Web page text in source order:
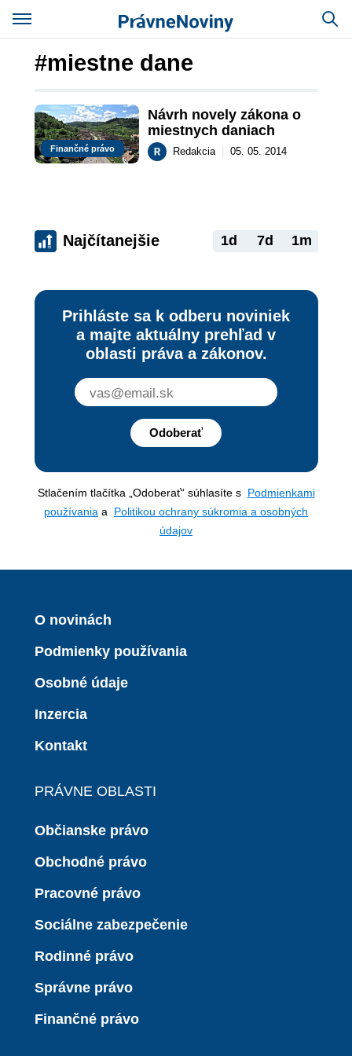
#miestne dane
Finančné právo
Návrh novely zákona o
miestnych daniach
Redakcia 05. 05. 2014
Najčítanejšie 1d 7d 1m
Prihláste sa k odberu noviniek
a majte aktuálny prehľad v
oblasti práva a zákonov.
Odoberať
Stlačením tlačítka „Odoberať“ súhlasíte s Podmienkami
používania a Politikou ochrany súkromia a osobných
údajov
O novinách
Podmienky používania
Osobné údaje
Inzercia
Kontakt
PRÁVNE OBLASTI
Občianske právo
Obchodné právo
Pracovné právo
Sociálne zabezpečenie
Rodinné právo
Správne právo
Finančné právo